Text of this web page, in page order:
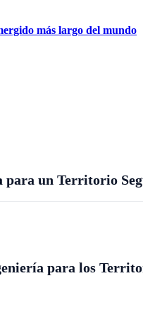
más largo del mundo
para un Territorio
para los